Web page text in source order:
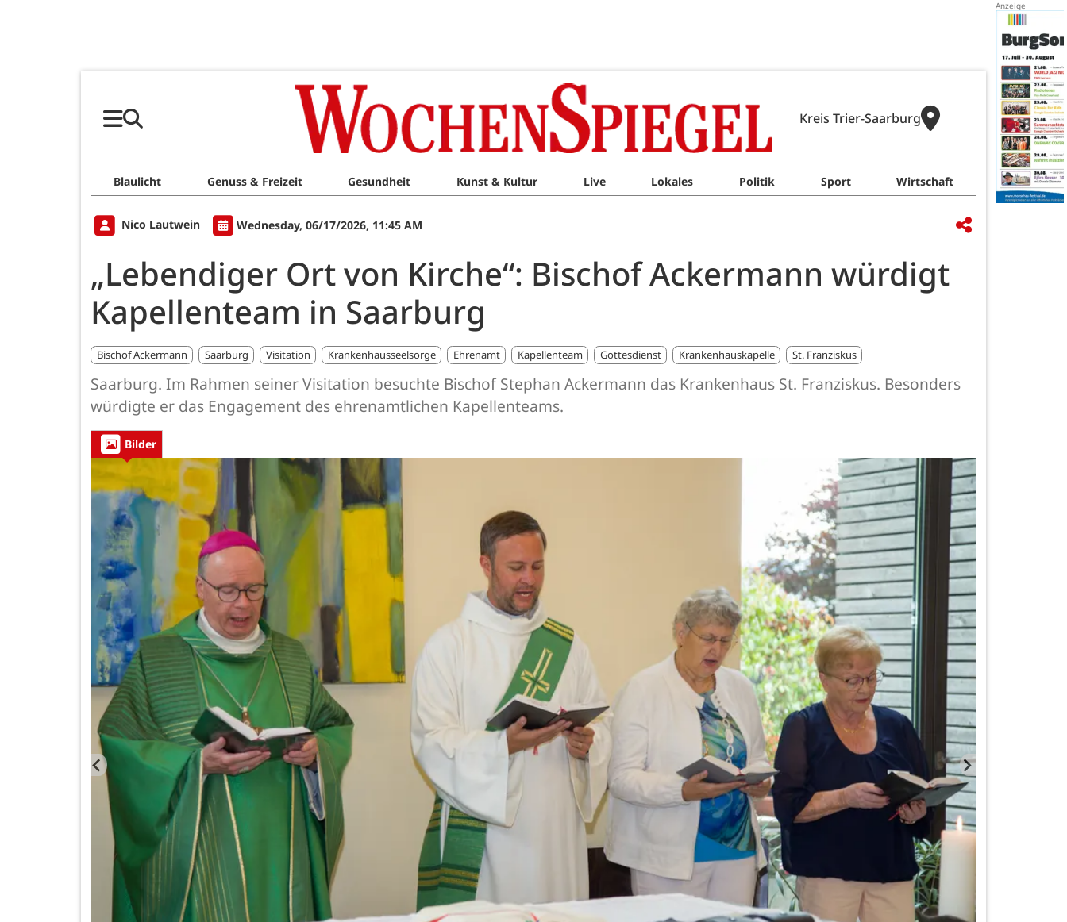
Kreis Trier-Saarburg
Blaulicht Genuss & Freizeit Gesundheit Kunst & Kultur Live Lokales Politik Sport Wirtschaft
Nico Lautwein Wednesday, 06/17/2026, 11:45 AM
„Lebendiger Ort von Kirche“: Bischof Ackermann würdigt
Kapellenteam in Saarburg
Bischof Ackermann Saarburg Visitation Krankenhausseelsorge Ehrenamt Kapellenteam Gottesdienst Krankenhauskapelle St. Franziskus
Saarburg. Im Rahmen seiner Visitation besuchte Bischof Stephan Ackermann das Krankenhaus St. Franziskus. Besonders
würdigte er das Engagement des ehrenamtlichen Kapellenteams.
Bilder